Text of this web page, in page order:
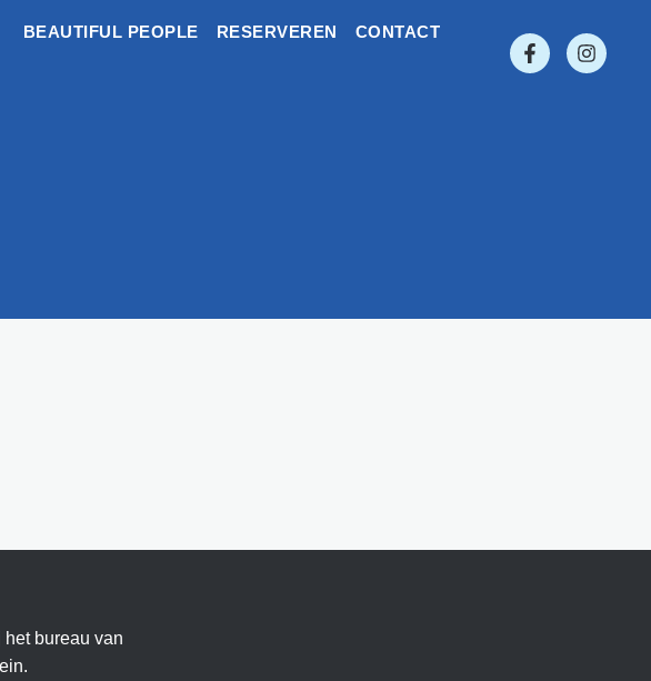
BEAUTIFUL PEOPLE RESERVEREN CONTACT
bureau van